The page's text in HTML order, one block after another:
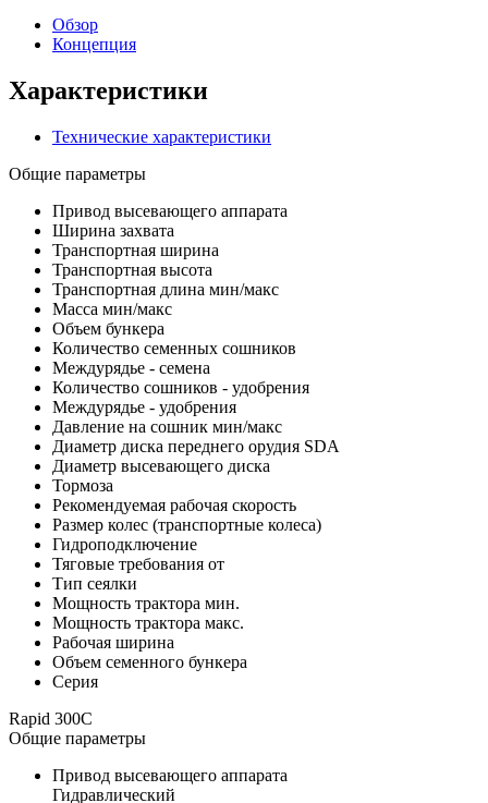
Обзор
Концепция
Характеристики
Технические характеристики
Общие параметры
Привод высевающего аппарата
Ширина захвата
Транспортная ширина
Транспортная высота
Транспортная длина мин/макс
Масса мин/макс
Объем бункера
Количество семенных сошников
Междурядье - семена
Количество сошников - удобрения
Междурядье - удобрения
Давление на сошник мин/макс
Диаметр диска переднего орудия SDA
Диаметр высевающего диска
Тормоза
Рекомендуемая рабочая скорость
Размер колес (транспортные колеса)
Гидроподключение
Тяговые требования от
Тип сеялки
Мощность трактора мин.
Мощность трактора макс.
Рабочая ширина
Объем семенного бункера
Серия
Rapid 300C
Общие параметры
Привод высевающего аппарата
Гидравлический